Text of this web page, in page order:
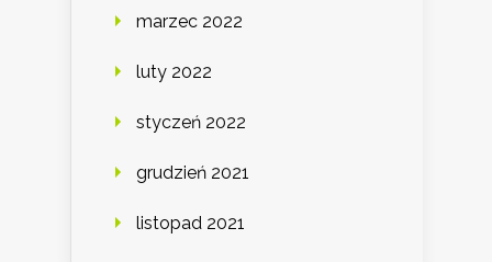
marzec 2022
luty 2022
styczeń 2022
grudzień 2021
listopad 2021